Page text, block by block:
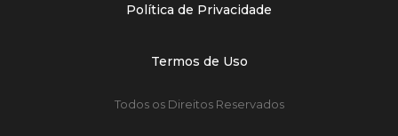
Política de Privacidade
Termos de Uso
Todos os Direitos Reservados